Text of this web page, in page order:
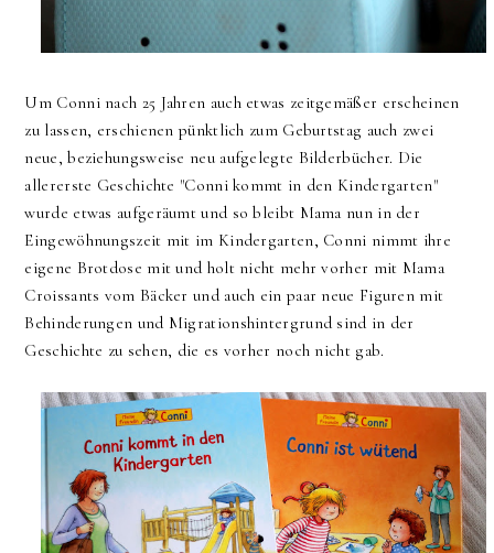
Um Conni nach 25 Jahren auch etwas zeitgemäßer erscheinen
zu lassen, erschienen pünktlich zum Geburtstag auch zwei
neue, beziehungsweise neu aufgelegte Bilderbücher. Die
allererste Geschichte "Conni kommt in den Kindergarten"
wurde etwas aufgeräumt und so bleibt Mama nun in der
Eingewöhnungszeit mit im Kindergarten, Conni nimmt ihre
eigene Brotdose mit und holt nicht mehr vorher mit Mama
Croissants vom Bäcker und auch ein paar neue Figuren mit
Behinderungen und Migrationshintergrund sind in der
Geschichte zu sehen, die es vorher noch nicht gab.